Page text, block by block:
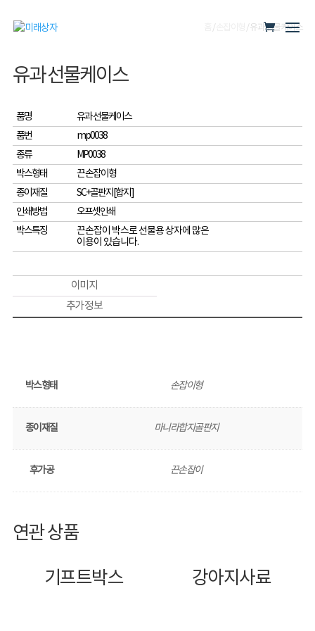
/ / 유과 선물케이스
유과 선물케이스
품명
유과 선물케이스
품번
mp0038
종류
MP0038
박스형태
끈 손잡이형
종이재질
SC+골판지[합지]
인쇄방법
오프셋인쇄
박스특징
끈손잡이 박스로 선물용 상자에 많은
이용이 있습니다.
이미지
추가 정보
박스형태 손잡이형
종이재질 마니라합지골판지
후가공 끈손잡이
연관 상품
기프트박스 강아지사료